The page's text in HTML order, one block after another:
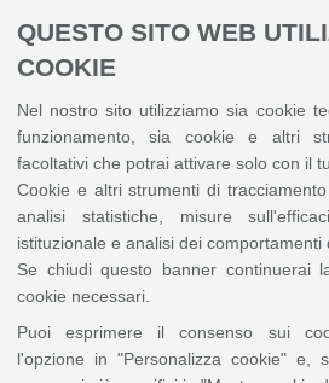
QUESTO SITO WEB
COOKIE
Nel nostro sito utilizziamo sia cookie
funzionamento, sia cookie e altri
facoltativi che potrai attivare solo con il
Cookie e altri strumenti di
analisi statistiche, misure
istituzionale e analisi dei comportamenti
Se chiudi questo banner continuerai
cookie necessari.
Puoi esprimere il consenso sui
l'opzione in "Personalizza cookie" e,
maîtrise, École des études supérieures de
ouest (1920-1939) », dans PIERRE MILZA
l'École française de Rome, 94), p. 693-720.
https://www.persee.fr/doc/efr_0000-
SCHILLINGER Liesl, « Inès Cagnati: The
an Outsider »,Literary Hub, 5 décembre
cagnati-the-insider-whoalways-felt-like-an-
TEULIÈRES Laure, « Perdus dans le
Sud-Ouest de la France », dans MARIE-
al.(dir.), Les Petites Italies dans le monde
http://books.openedition.org/pur/6581 .
TEULIÈRES Laure, « Recovering Memory is